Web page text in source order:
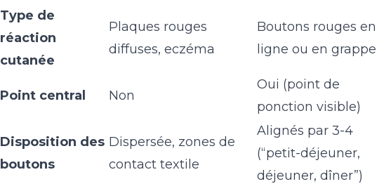
Type de
réaction
cutanée
Plaques rouges
diffuses, eczéma
Boutons rouges en
ligne ou en grappe
Point central Non
Oui (point de
ponction visible)
Disposition des
boutons
Dispersée, zones de
contact textile
Alignés par 3-4
(“petit-déjeuner,
déjeuner, dîner”)